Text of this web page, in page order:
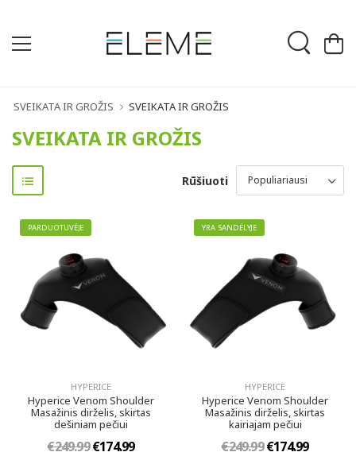
SVEIKATA IR GROŽIS SVEIKATA IR GROŽIS
SVEIKATA IR GROŽIS
Rūšiuoti
PARDUOTUVĖJE
HYPERICE
Hyperice Venom Shoulder
Masažinis dirželis, skirtas
dešiniam pečiui
€249.99€174.99
YRA SANDĖLYJE
HYPERICE
Hyperice Venom Shoulder
Masažinis dirželis, skirtas
kairiajam pečiui
€249.99€174.99